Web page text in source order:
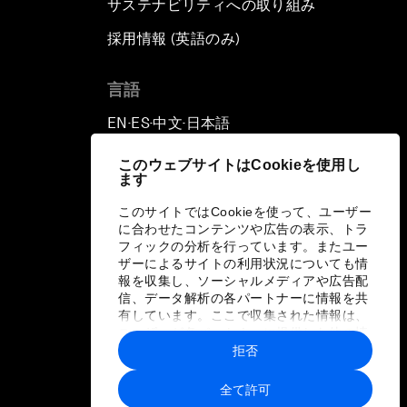
このウェブサイトはCookieを使用し
ます
このサイトではCookieを使って、ユーザー
に合わせたコンテンツや広告の表示、トラ
フィックの分析を行っています。またユー
ザーによるサイトの利用状況についても情
報を収集し、ソーシャルメディアや広告配
信、データ解析の各パートナーに情報を共
有しています。ここで収集された情報は、
ユーザーが各パートナーに提供した他の情
報や各パートナーのサービスを使用した際
に収集された情報と組み合わされ、各パー
トナーによって使用されることがありま
す。
全て許可
拒否
サステナビリティへの取り組み
採用情報 (英語のみ)
言語
EN ▪ ES▪中文▪ 日本語